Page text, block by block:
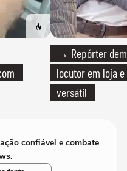
→ Repórter
locutor em loja
versátil
confiável e combate